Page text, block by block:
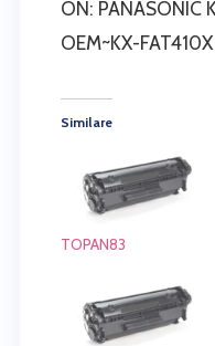
ON: PANASONIC
OEM~KX-FAT410X
Similare
TOPAN83